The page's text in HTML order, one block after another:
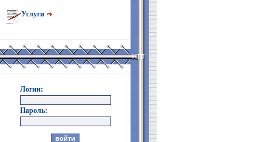
Услуги
Логин:
Пароль: